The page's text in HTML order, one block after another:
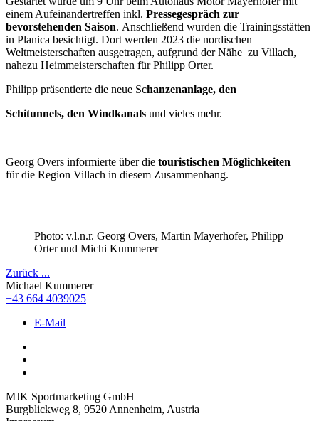
einem Aufeinandertreffen inkl. Pressegespräch zur
bevorstehenden Saison. Anschließend wurden die Trainingsstätten
in Planica besichtigt. Dort werden 2023 die nordischen
Weltmeisterschaften ausgetragen, aufgrund der Nähe zu Villach,
nahezu Heimmeisterschaften für Philipp Orter.
Philipp präsentierte die neue Schanzenanlage, den
Schitunnels, den Windkanals und vieles mehr.
Georg Overs informierte über die touristischen Möglichkeiten
für die Region Villach in diesem Zusammenhang.
Photo: v.l.n.r. Georg Overs, Martin Mayerhofer, Philipp
Orter und Michi Kummerer
Zurück ...
Michael Kummerer
+43 664 4039025
E-Mail
MJK Sportmarketing GmbH
Burgblickweg 8, 9520 Annenheim, Austria